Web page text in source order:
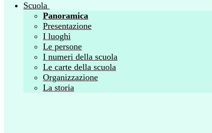
Scuola
Panoramica
Presentazione
I luoghi
Le persone
I numeri della scuola
Le carte della scuola
Organizzazione
La storia